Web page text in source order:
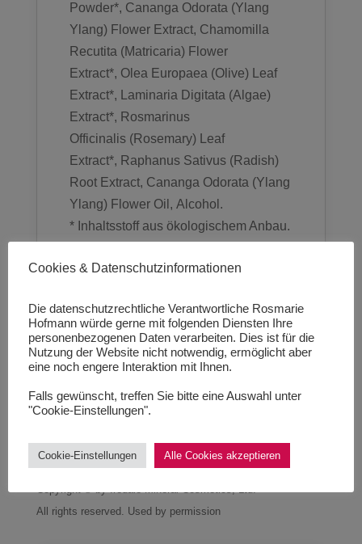
Powder*, Cananga Odorata (Ylang
Ylang) Flower Extract, Chamomilla
Recutita (Matricaria) Flower
Extract*, Olea Europaea (Olive) Leaf
Extract*, Laminaria Digitata (Algae)
Extract*, Rosmarinus
Officinalis(Rosemary) Leaf
Extract*, Raphanus Sativus(Radish)
Root Extract, Cananga Odorata (Ylang
Ylang) Flower Oil, Alcohol .
* Inhaltsstoff aus ökologischem Anbau.
organischer, ökologischer Inhaltsstoffe.
Ursprungs.
31.83% aller Inhaltsstoffe sind aus
ökologischem Anbau.
Hinweis JANE IREDALE
jane iredale®logo, text, graphics and photo images:
Copyright © by Iredale Mineral Cosmetics, Ltd.
All rights reserved. Used by permission
Cookies & Datenschutzinformationen
Die datenschutzrechtliche Verantwortliche Rosmarie
Hofmann würde gerne mit folgenden Diensten Ihre
personenbezogenen Daten verarbeiten. Dies ist für die
Nutzung der Website nicht notwendig, ermöglicht aber
eine noch engere Interaktion mit Ihnen.
Falls gewünscht, treffen Sie bitte eine Auswahl unter
"Cookie-Einstellungen".
Cookie-Einstellungen Alle Cookies akzeptieren